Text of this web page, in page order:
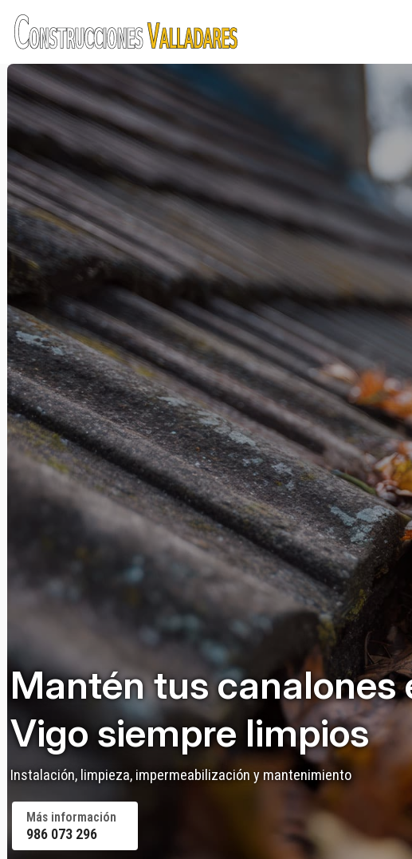
Mantén tus canalones
Vigo siempre limpios
Instalación, limpieza, impermeabilización y mantenimiento
Más información
986 073 296